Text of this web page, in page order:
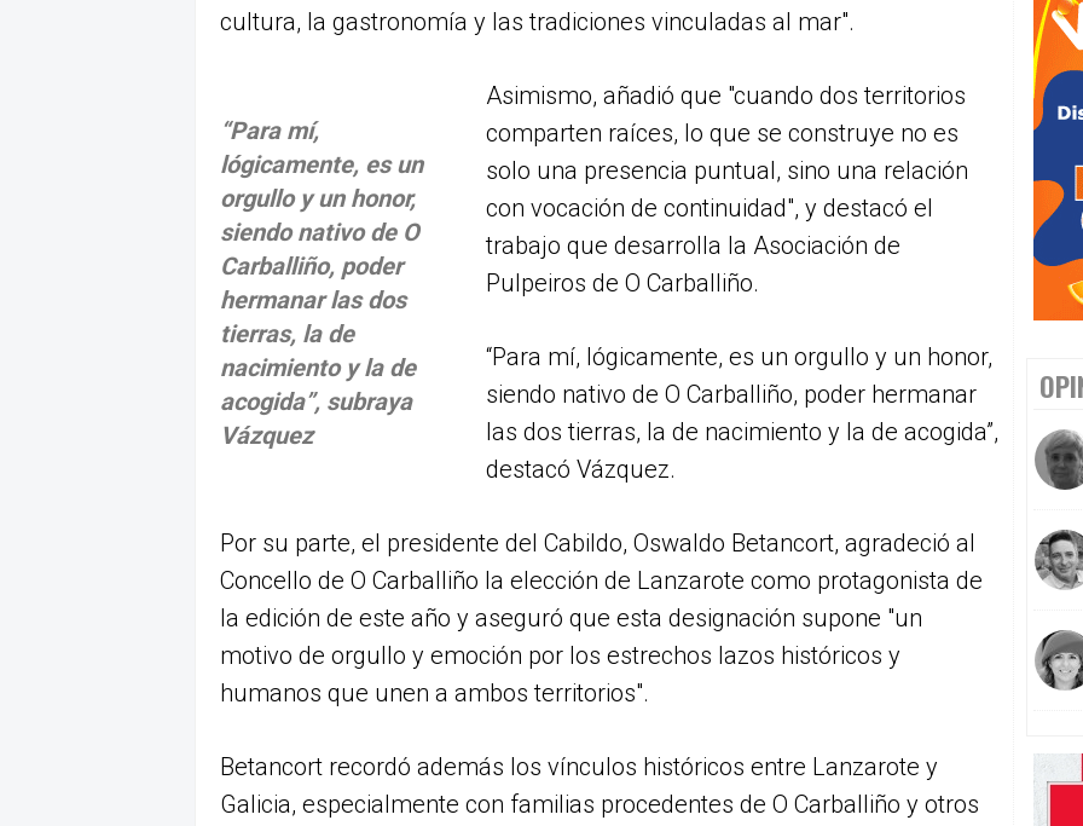
cultura, la gastronomía y las tradiciones vinculadas al mar".
“Para mí,
lógicamente, es un
orgullo y un honor,
siendo nativo de O
Carballiño, poder
hermanar las dos
tierras, la de
nacimiento y la de
acogida”, subraya
Vázquez
Asimismo, añadió que "cuando dos territorios
comparten raíces, lo que se construye no es
solo una presencia puntual, sino una relación
con vocación de continuidad", y destacó el
trabajo que desarrolla la Asociación de
Pulpeiros de O Carballiño.
“Para mí, lógicamente, es un orgullo y un honor,
siendo nativo de O Carballiño, poder hermanar
las dos tierras, la de nacimiento y la de acogida”,
destacó Vázquez.
Por su parte, el presidente del Cabildo, Oswaldo Betancort, agradeció al
Concello de O Carballiño la elección de Lanzarote como protagonista de
la edición de este año y aseguró que esta designación supone "un
motivo de orgullo y emoción por los estrechos lazos históricos y
humanos que unen a ambos territorios".
Betancort recordó además los vínculos históricos entre Lanzarote y
Galicia, especialmente con familias procedentes de O Carballiño y otros